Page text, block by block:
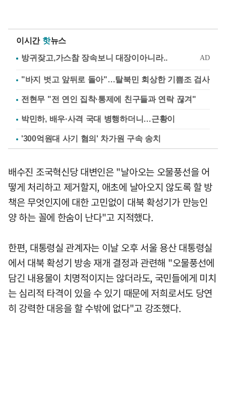
이시간 핫뉴스
"바지 벗고 앞뒤로 돌아"…탈북민 회상한 기쁨조 검사
전현무 "전 연인 집착·통제에 친구들과 연락 끊겨"
박민하, 배우·사격 국대 병행하더니…근황이
'300억원대 사기 혐의' 차가원 구속 송치
배수진 조국혁신당 대변인은 "날아오는 오물풍선을 어
떻게 처리하고 제거할지, 애초에 날아오지 않도록 할 방
책은 무엇인지에 대한 고민없이 대북 확성기가 만능인
양 하는 꼴에 한숨이 난다"고 지적했다.
한편, 대통령실 관계자는 이날 오후 서울 용산 대통령실
에서 대북 확성기 방송 재개 결정과 관련해 "오물풍선에
담긴 내용물이 치명적이지는 않더라도, 국민들에게 미치
는 심리적 타격이 있을 수 있기 때문에 저희로서도 당연
히 강력한 대응을 할 수밖에 없다"고 강조했다.